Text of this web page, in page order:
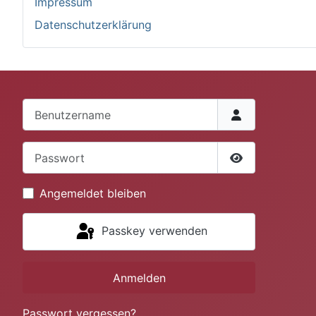
Datenschutzerklärung
Passwort
Angemeldet bleiben
Passkey verwenden
Anmelden